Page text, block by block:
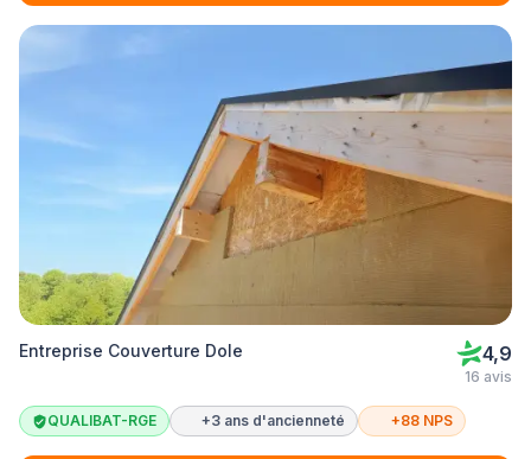
Entreprise Couverture Dole 4,9
16 avis
QUALIBAT-RGE +3 ans d'ancienneté +88 NPS